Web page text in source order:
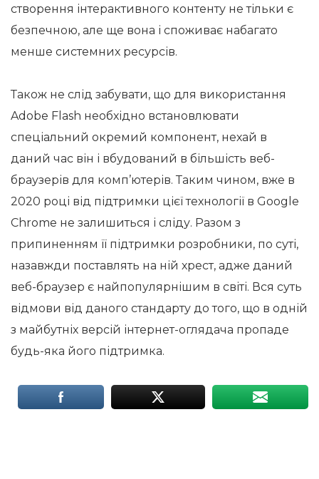
створення інтерактивного контенту не тільки є
безпечною, але ще вона і споживає набагато
менше системних ресурсів.
Також не слід забувати, що для використання
Adobe Flash необхідно встановлювати
спеціальний окремий компонент, нехай в
даний час він і вбудований в більшість веб-
браузерів для комп’ютерів. Таким чином, вже в
2020 році від підтримки цієї технології в Google
Chrome не залишиться і сліду. Разом з
припиненням її підтримки розробники, по суті,
назавжди поставлять на ній хрест, адже даний
веб-браузер є найпопулярнішим в світі. Вся суть
відмови від даного стандарту до того, що в одній
з майбутніх версій інтернет-оглядача пропаде
будь-яка його підтримка.